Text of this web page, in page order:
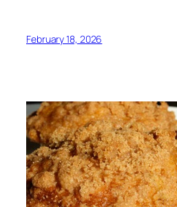
February 18, 2026